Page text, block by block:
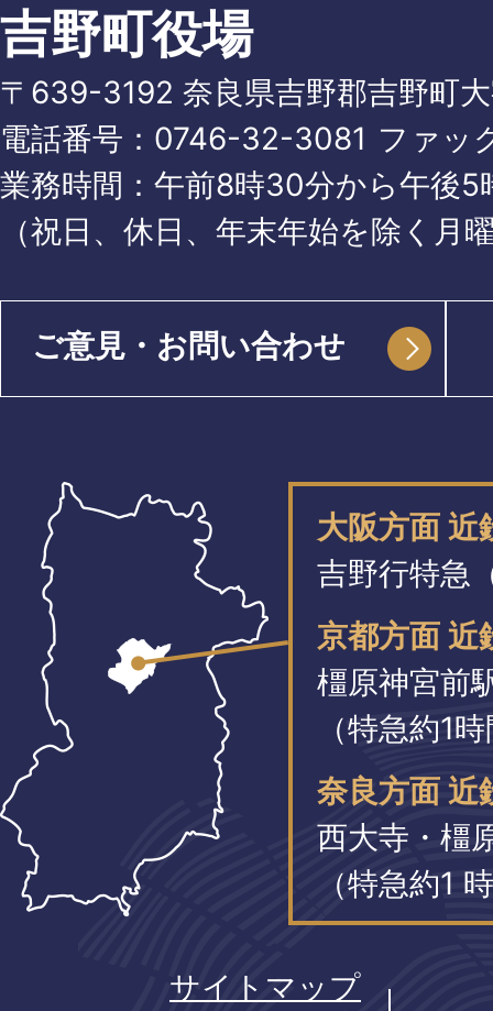
吉野町役場
〒639-3192 奈良県吉野郡吉野町
電話番号： 0746-32-3081 ファッ
業務時間：午前8時30分から午後5
（祝日、休日、年末年始を除く月
ご意見・お問い合わせ
大阪方面
吉野行特急
京都方面 近
橿原神宮前
（特急約1
奈良方面 近
西大寺・橿
（特急約1
サイトマップ